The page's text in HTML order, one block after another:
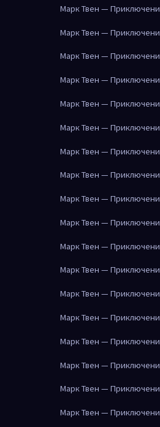
Марк Твен —
Марк Твен —
Марк Твен —
Марк Твен —
Марк Твен —
Марк Твен —
Марк Твен —
Марк Твен —
Марк Твен —
Марк Твен —
Марк Твен —
Марк Твен —
Марк Твен —
Марк Твен —
Марк Твен —
Марк Твен —
Марк Твен —
Марк Твен —